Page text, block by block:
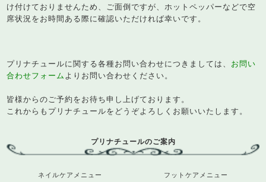
け付けておりませんため、ご面倒ですが、ホットペッパーなどで空
席状況をお時間ある際に確認いただければ幸いです。
プリナチュールに関する各種お問い合わせにつきましては、 お問い
合わせフォーム よりお問い合わせください。
皆様からのご予約をお待ち申し上げております。
これからもプリナチュールをどうぞよろしくお願いいたします。
プリナチュールのご案内
ネイルケアメニュー フットケアメニュー